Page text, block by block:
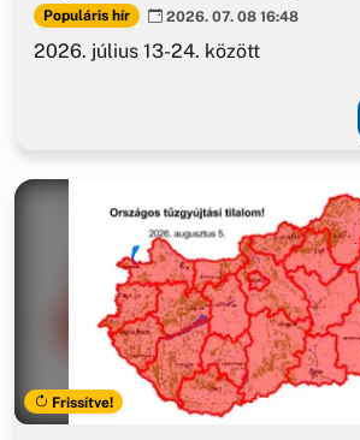
Populáris hír 2026. 07. 08 16:48
2026. július 13-24. között
Frissítve!